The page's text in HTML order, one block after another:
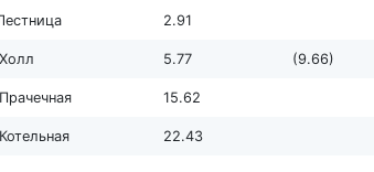
2.91
5.77 (9.66)
15.62
22.43